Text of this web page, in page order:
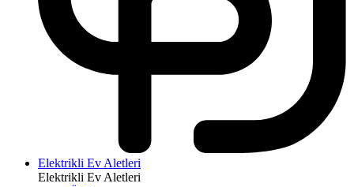
Elektrikli Ev Aletleri
Elektrikli Ev Aletleri